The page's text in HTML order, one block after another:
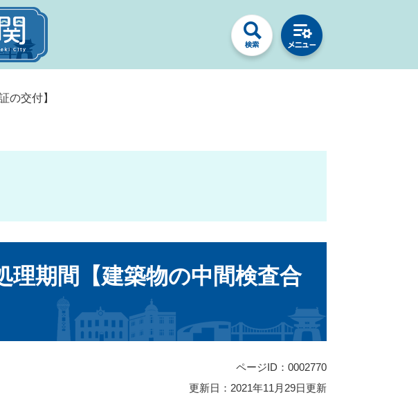
の交付】
理期間【建築物の中間検査合
ページID：0002770
更新日：2021年11月29日更新